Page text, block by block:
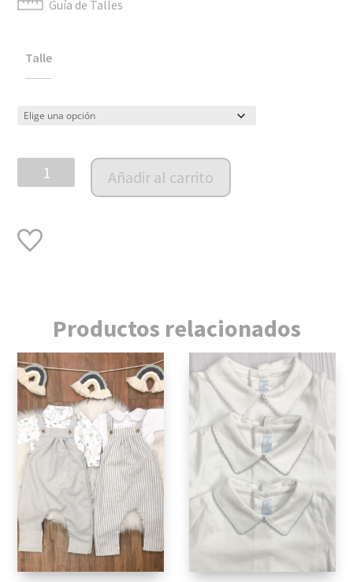
Guía de Talles
Talle
Jardinero
Cádiz
Rosa
cantidad
Añadir al carrito
Productos relacionados